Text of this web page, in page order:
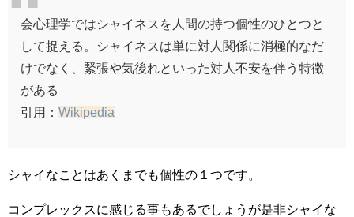
会心理学ではシャイネスを人間の持つ個性のひとつと
して捉える。シャイネスは単に対人関係に消極的なだ
けでなく、緊張や気後れといった対人不安を伴う特徴
がある
引用： Wikipedia
シャイなことはあくまでも個性の１つです。
コンプレックスに感じる事もあるでしょうが是非シャイな